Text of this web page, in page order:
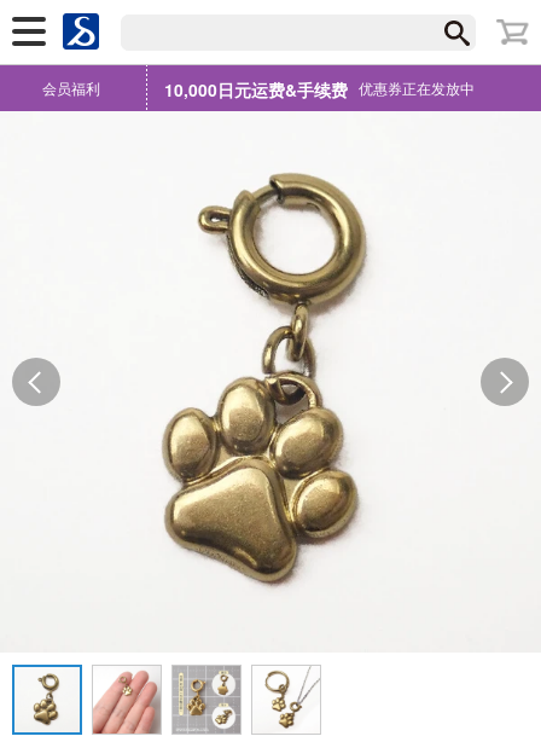
会员福利 10,000日元运费&手续费 优惠券正在发放中